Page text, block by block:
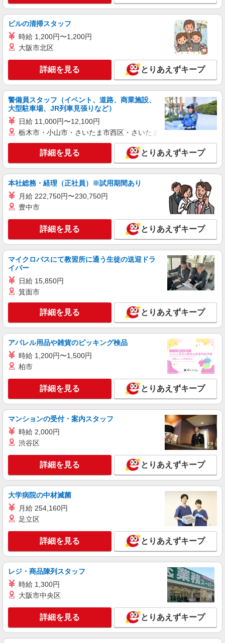
優遇≪デイSTAFF≫
時給1450円〜1937円 ＜日払い有/週払い有/交
通費全支給(ガソリン代含む)＞
広島市内多数
キープ 詳細を見る
派遣社員
株式会社kotrio /●HR-H-1992214
新井口駅⇒需要のある福祉業界で介護デビュー
＊資格支援あり
時給1350円〜1937円 ＜日払い有/週払い有/交
広島県広島市西区
キープ 詳細を見る
派遣社員
株式会社kotrio /●HR-H-2078554
【西広島駅】介護初心者集まれ！居心地のよい
デイサービス
時給1350円〜1937円 ＜日払い有/週払い有/交
通費全支給(ガソリン代含む)＞
広島市内多数
キープ 詳細を見る
株式会社kotrio /●HR-H-2078562
＜面接なし＞デイサービスでリハビリ補助・送
迎など＊西広島
時給1350円〜1937円 ＜日払い有/週払い有/交
通費全支給(ガソリン代含む)＞
キープ 詳細を見る
派遣社員
株式会社kotrio /●HR-H-1878351
＜デイサービス/横川駅＞面接なし！最短3日で
時給1450円〜1937円 ＜日払い有/週払い有/交
通費全支給(ガソリン代含む)＞
広島県西区
キープ 詳細を見る
株式会社kotrio /●HR-H-2078546
西広島駅/穏やかなデイサービス＊面接なし・
残業なし
時給1350円〜1937円 ＜日払い有/週払い有/交
キープ 詳細を見る
派遣社員
ビルの清掃スタッフ
時給 1,200円〜1,200円
大阪市北区
詳細を見る とりあえずキープ
警備員スタッフ（イベント、道路、商業施設、
大型駐車場、JR列車見張りなど）
日給 11,000円〜12,100円
栃木市・小山市・さいたま市西区・さいたま市岩槻区・久喜市・
詳細を見る とりあえずキープ
本社総務・経理（正社員）※試用期間あり
月給 222,750円〜230,750円
豊中市
詳細を見る とりあえずキープ
マイクロバスにて教習所に通う生徒の送迎ドラ
イバー
日給 15,850円
箕面市
詳細を見る とりあえずキープ
アパレル用品や雑貨のピッキング検品
時給 1,200円〜1,500円
柏市
詳細を見る とりあえずキープ
マンションの受付・案内スタッフ
時給 2,000円
渋谷区
詳細を見る とりあえずキープ
大学病院の中材滅菌
月給 254,160円
足立区
詳細を見る とりあえずキープ
レジ・商品陳列スタッフ
時給 1,300円
大阪市中央区
詳細を見る とりあえずキープ